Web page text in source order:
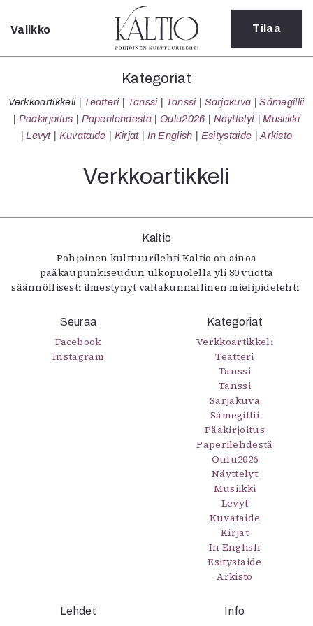
Sulje
Kategoriat
Verkkoartikkeli
Teatteri
Tanssi
Sarjakuva
Sámegillii
Paperilehdestä
Oulu2026
Näyttelyt
Musiikki
Levyt
Valikko Tilaa
Kategoriat
Verkkoartikkeli Teatteri Tanssi Tanssi Sarjakuva
Sámegillii
Pääkirjoitus
Paperilehdestä Oulu2026 Näyttelyt
Musiikki
Levyt
Kuvataide Kirjat In English Esitystaide Arkisto
Verkkoartikkeli
Kaltio
Pohjoinen kulttuurilehti Kaltio on ainoa
pääkaupunkiseudun ulkopuolella yli 80 vuotta
säännöllisesti ilmestynyt valtakunnallinen mielipidelehti.
Seuraa
Facebook
Instagram
Kategoriat
Verkkoartikkeli
Teatteri
Tanssi
Tanssi
Sarjakuva
Sámegillii
Pääkirjoitus
Paperilehdestä
Oulu2026
Näyttelyt
Musiikki
Levyt
Kuvataide
Kirjat
In English
Esitystaide
Arkisto
Lehdet Info